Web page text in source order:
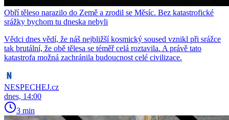
Obří těleso narazilo do Země a zrodil se Měsíc. Bez katastrofické
srážky bychom tu dneska nebyli
Vědci dnes vědí, že náš nejbližší kosmický soused vznikl při srážce
tak brutální, že obě tělesa se téměř celá roztavila. A právě tato
katastrofa možná zachránila budoucnost celé civilizace.
NESPECHEJ.cz
dnes, 14:00
3 min